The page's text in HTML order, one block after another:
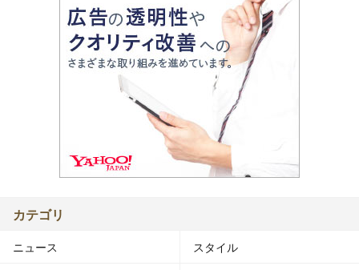
カテゴリ
ニュース スタイル